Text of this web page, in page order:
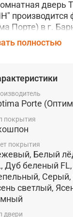
дверь
производится
Порте) в г.
по
на выбор
графит,
Эко Шпон,
слоем
влаги,
покрытие.
Бежевый,
Белёный дуб,
Ясень
тёмный,
полностью
Porte
покрытия
покрытия
Белый
Дуб беленый
Серый,
светлый,
двери